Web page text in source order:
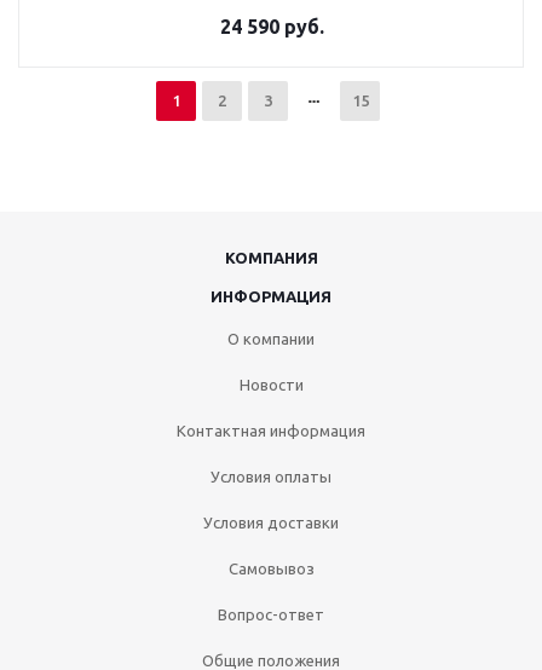
24 590 руб.
1 2 3 15
КОМПАНИЯ
ИНФОРМАЦИЯ
О компании
Новости
Контактная информация
Условия оплаты
Условия доставки
Самовывоз
Вопрос-ответ
Общие положения